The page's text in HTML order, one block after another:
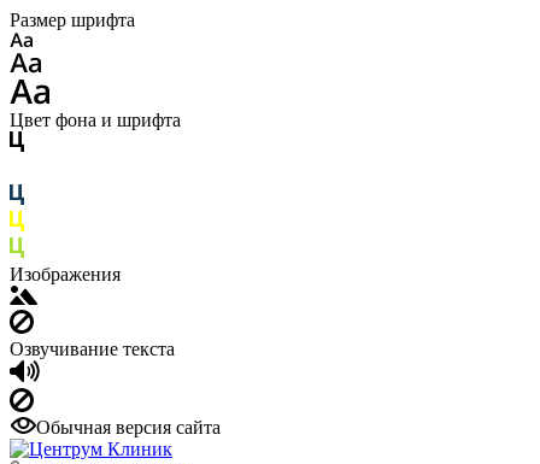
Размер шрифта
Цвет фона и шрифта
Изображения
Озвучивание текста
Обычная версия сайта